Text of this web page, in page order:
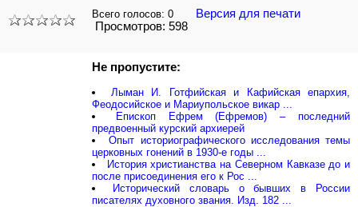
Всего голосов: 0
Версия для печати
Просмотров: 598
Не пропустите:
Лыман И. Готфийская и Кафийская епархия,
Феодосийское и Мариупольское викар ...
Епископ Ефрем (Ефремов) – последний
предвоенный курский архиерей
Опыт историографического исследования темы
церковных гонений в 1930-е годы ...
История христианства на Северном Кавказе до и
после присоединения его к Рос ...
Исторический словарь о бывших в России
писателях духовного звания. Изд. 182 ...